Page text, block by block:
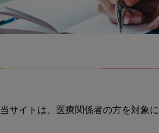
当サイトは、医療関係者の方を対象